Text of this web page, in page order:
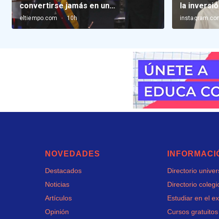
NOVEDADES
Destacados
Noticias
Artículos
Opinión
Directorio
Directorio
Estudiar en el
Cursos gratuitos